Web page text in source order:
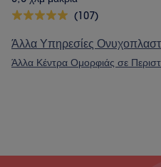
(107)
Άλλα Υπηρεσίες
Άλλα Κέντρα Ομορφιάς σε